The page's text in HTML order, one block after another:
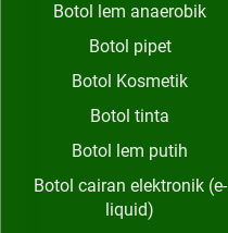
Botol lem anaerobik
Botol pipet
Botol Kosmetik
Botol tinta
Botol lem putih
Botol cairan elektronik (e-
liquid)